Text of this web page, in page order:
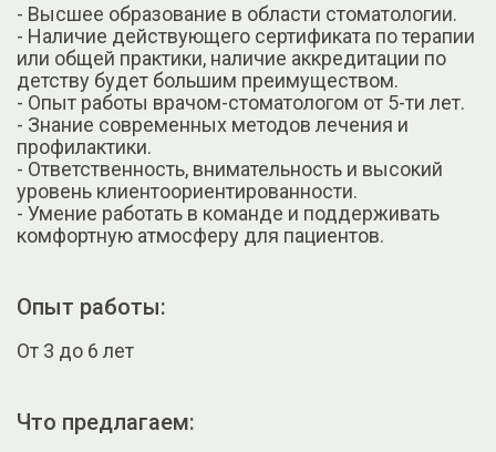
- Высшее образование в области стоматологии.
- Наличие действующего сертификата по терапии
или общей практики, наличие аккредитации по
детству будет большим преимуществом.
- Опыт работы врачом-стоматологом от 5-ти лет.
- Знание современных методов лечения и
профилактики.
- Ответственность, внимательность и высокий
уровень клиентоориентированности.
- Умение работать в команде и поддерживать
комфортную атмосферу для пациентов.
Опыт работы:
От 3 до 6 лет
Что предлагаем: